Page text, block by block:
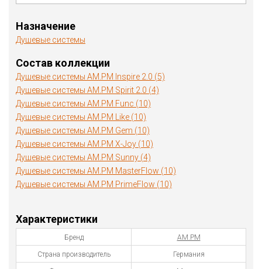
Назначение
Душевые системы
Состав коллекции
Душевые системы AM.PM Inspire 2.0 (5)
Душевые системы AM.PM Spirit 2.0 (4)
Душевые системы AM.PM Func (10)
Душевые системы AM.PM Like (10)
Душевые системы AM.PM Gem (10)
Душевые системы AM.PM X-Joy (10)
Душевые системы AM.PM Sunny (4)
Душевые системы AM.PM MasterFlow (10)
Душевые системы AM.PM PrimeFlow (10)
Характеристики
Бренд AM.PM
Страна производитель Германия